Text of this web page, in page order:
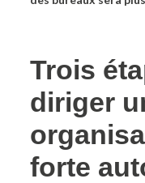
Trois
diriger
forte